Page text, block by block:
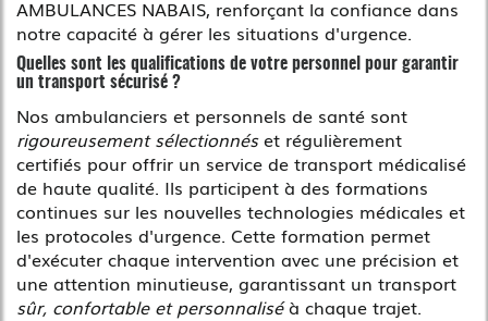
AMBULANCES NABAIS, renforçant la confiance dans
notre capacité à gérer les situations d'urgence.
Quelles sont les qualifications de votre personnel pour garantir
un transport sécurisé ?
Nos ambulanciers et personnels de santé sont
rigoureusement sélectionnéset régulièrement
certifiés pour offrir un service de transport médicalisé
de haute qualité. Ils participent à des formations
continues sur les nouvelles technologies médicales et
les protocoles d'urgence. Cette formation permet
d'exécuter chaque intervention avec une précision et
une attention minutieuse, garantissant un transport
sûr, confortable et personnaliséà chaque trajet.